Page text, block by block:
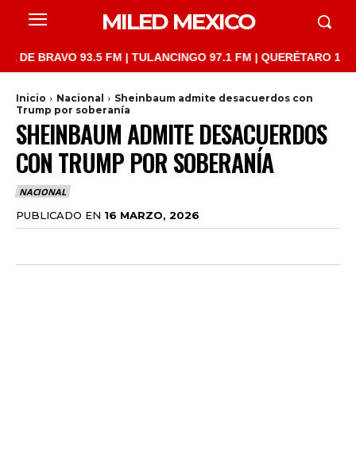
MILED MEXICO
93.5 FM | TULANCINGO 97.1 FM | QUERÉTARO 103.1
Inicio Nacional
Sheinbaum admite desacuerdos con
Trump por soberanía
SHEINBAUM ADMITE DESACUERDOS
CON TRUMP POR SOBERANÍA
NACIONAL
PUBLICADO EN 16 MARZO, 2026